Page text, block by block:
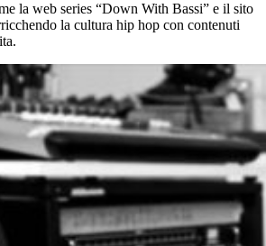
la web series “Down With Bassi” e il sito
la cultura hip hop con contenuti